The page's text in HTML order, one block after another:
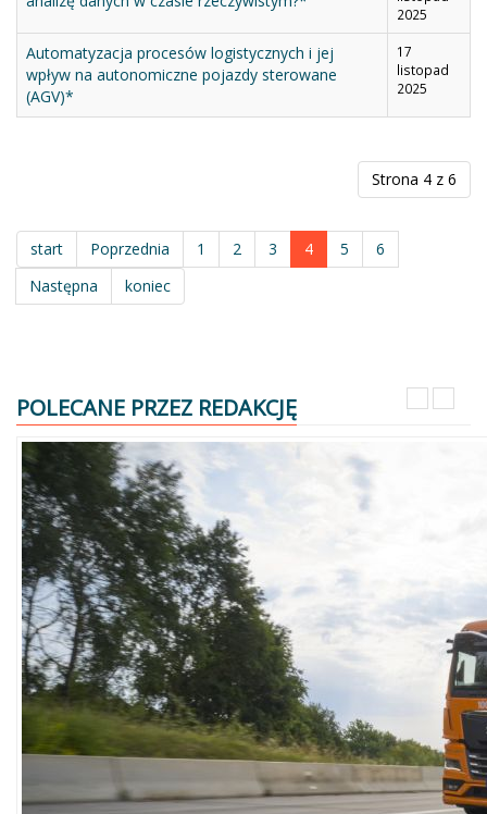
2025
Automatyzacja procesów logistycznych i jej
wpływ na autonomiczne pojazdy sterowane
(AGV)*
17
listopad
2025
Strona 4 z 6
start Poprzednia 1 2 3 4 5
6
Następna
koniec
POLECANE PRZEZ REDAKCJĘ